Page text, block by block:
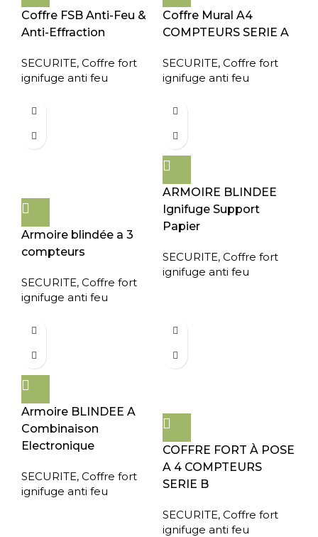
Coffre FSB Anti-Feu &
Anti-Effraction
SECURITE, Coffre fort
ignifuge anti feu
Coffre Mural A4
COMPTEURS SERIE A
SECURITE, Coffre fort
ignifuge anti feu
Armoire blindée a 3
compteurs
SECURITE, Coffre fort
ignifuge anti feu
ARMOIRE BLINDEE
Ignifuge Support
Papier
SECURITE, Coffre fort
ignifuge anti feu
Armoire BLINDEE A
Combinaison
Electronique
SECURITE, Coffre fort
ignifuge anti feu
COFFRE FORT À POSE
A 4 COMPTEURS
SERIE B
SECURITE, Coffre fort
ignifuge anti feu